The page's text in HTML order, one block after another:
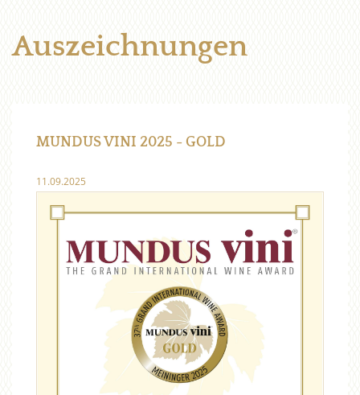
Auszeichnungen
MUNDUS VINI 2025 - GOLD
11.09.2025